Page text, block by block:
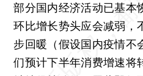
部分国内经济活动已基本
环比增长势头应会减弱，
步回暖（假设国内疫情不
们预计下半年消费增速将